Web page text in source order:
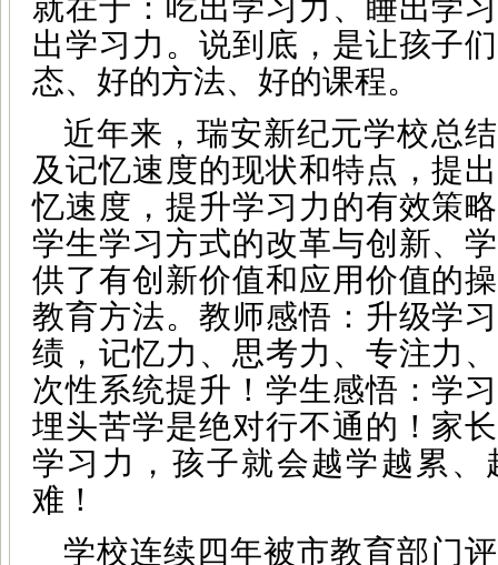
就在于：吃出学习力、睡出学
出学习力。说到底，是让孩子
态、好的方法、好的课程。
近年来，瑞安新纪元学校总
及记忆速度的现状和特点，提
忆速度，提升学习力的有效策
学生学习方式的改革与创新、
供了有创新价值和应用价值的
教育方法。教师感悟：升级学
绩，记忆力、思考力、专注力
次性系统提升！学生感悟：学
埋头苦学是绝对行不通的！家
学习力，孩子就会越学越累
难！
学校连续四年被市教育部门